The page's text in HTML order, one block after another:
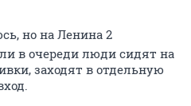
но на Ленина 2
в очереди люди сидят на
заходят в отдельную